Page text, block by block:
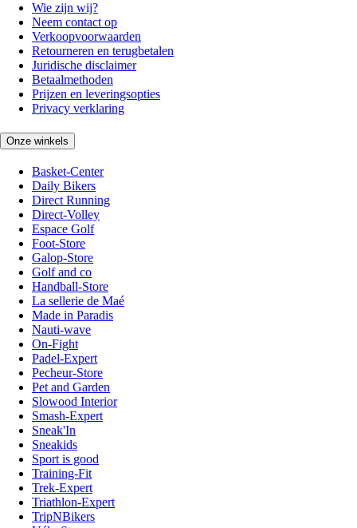
Wie zijn wij?
Neem contact op
Verkoopvoorwaarden
Retourneren en terugbetalen
Juridische disclaimer
Betaalmethoden
Prijzen en leveringsopties
Privacy verklaring
Onze winkels
Basket-Center
Daily Bikers
Direct Running
Direct-Volley
Espace Golf
Foot-Store
Galop-Store
Golf and co
Handball-Store
La sellerie de Maé
Made in Paradis
Nauti-wave
On-Fight
Padel-Expert
Pecheur-Store
Pet and Garden
Slowood Interior
Smash-Expert
Sneak'In
Sneakids
Sport is good
Training-Fit
Trek-Expert
Triathlon-Expert
TripNBikers